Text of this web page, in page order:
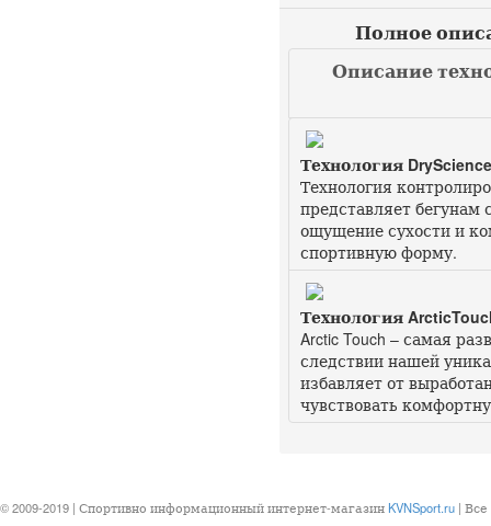
Полное
Описание
Технология DryScience
Технология
представляет
ощущение сухости и
спортивную форму.
Технология
Arctic Touch – самая
следствии нашей
избавляет от
чувствовать
© 2009-2019 | Спортивно информационный интернет-магазин KVNSport.ru |